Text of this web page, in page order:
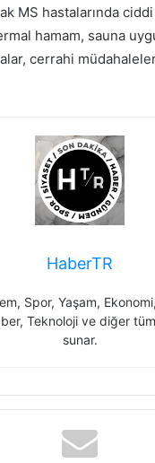
MS hastalarında
hamam, sauna
cerrahi
HaberTR
Spor, Yaşam,
Teknoloji ve diğer
sunar.